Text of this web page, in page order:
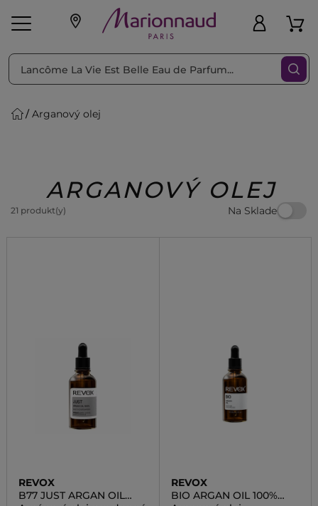
pleť Líčenie
Beauty
Arganový olej
ARGANOVÝ OLEJ
21 produkt(y) Na Sklade
Triediť podľa Filtrovať
REVOX
B77 JUST ARGAN OIL
REVOX
BIO ARGAN OIL 100%